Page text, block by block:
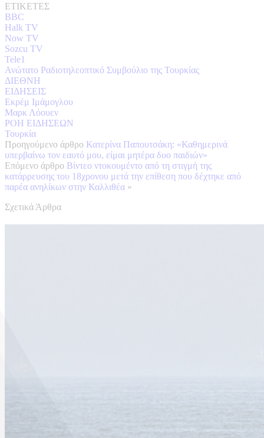
ΕΤΙΚΕΤΕΣ
BBC
Halk TV
Now TV
Sozcu TV
Tele1
Ανώτατο Ραδιοτηλεοπτικό Συμβούλιο της Τουρκίας
ΔΙΕΘΝΗ
ΕΙΔΗΣΕΙΣ
Εκρέμ Ιμάμογλου
Μαρκ Λόουεν
ΡΟΗ ΕΙΔΗΣΕΩΝ
Τουρκία
Προηγούμενο άρθρο Κατερίνα Παπουτσάκη: «Καθημερινά
υπερβαίνω τον εαυτό μου, είμαι μητέρα δυο παιδιών»
Επόμενο άρθρο Βίντεο ντοκουμέντο από τη στιγμή της
κατάρρευσης του 18χρονου μετά την επίθεση που δέχτηκε από
παρέα ανηλίκων στην Καλλιθέα »
Σχετικά Άρθρα